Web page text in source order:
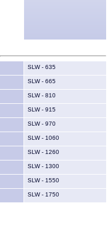
SLW - 635
SLW - 665
SLW - 810
SLW - 915
SLW - 970
SLW - 1060
SLW - 1260
SLW - 1300
SLW - 1550
SLW - 1750